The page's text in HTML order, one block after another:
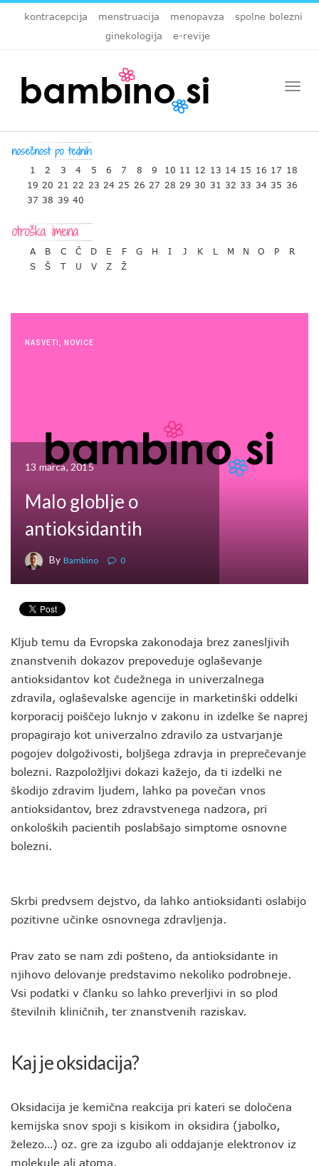
kontracepcija menstruacija menopavza
spolne bolezni
ginekologija
e-revije
1 2 3 4 5 6 7 8 9 10 11 12 13 14 15 16 17 18
19 20 21 22 23 24 25 26 27 28 29 30 31 32 33 34 35 36
37 38 39 40
A B C Č D E F G H I J K L M N O P
R
S
Š T U V Z Ž
NASVETI NOVICE
13 marca, 2015
Malo globlje o
antioksidantih
By Bambino 0
Kljub temu da Evropska zakonodaja brez zanesljivih
znanstvenih dokazov prepoveduje oglaševanje
antioksidantov kot čudežnega in univerzalnega
zdravila, oglaševalske agencije in marketinški oddelki
korporacij poiščejo luknjo v zakonu in izdelke še naprej
propagirajo kot univerzalno zdravilo za ustvarjanje
pogojev dolgoživosti, boljšega zdravja in preprečevanje
bolezni. Razpoložljivi dokazi kažejo, da ti izdelki ne
škodijo zdravim ljudem, lahko pa povečan vnos
antioksidantov, brez zdravstvenega nadzora, pri
onkoloških pacientih poslabšajo simptome osnovne
bolezni.
Skrbi predvsem dejstvo, da lahko antioksidanti oslabijo
pozitivne učinke osnovnega zdravljenja.
Prav zato se nam zdi pošteno, da antioksidante in
njihovo delovanje predstavimo nekoliko podrobneje.
Vsi podatki v članku so lahko preverljivi in so plod
številnih kliničnih, ter znanstvenih raziskav.
Kaj je oksidacija?
Oksidacija je kemična reakcija pri kateri se določena
kemijska snov spoji s kisikom in oksidira (jabolko,
železo…) oz. gre za izgubo ali oddajanje elektronov iz
molekule ali atoma.